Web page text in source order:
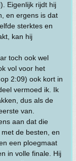
Eigenlijk rijdt hij
en ergens is dat
sterktes en
kan hij
toch ook wel
vol voor het
2:09) ook kort in
vermoed ik. Ik
dus als de
van.
aan dat die
de besten, en
een ploegmaat
in volle finale. Hij